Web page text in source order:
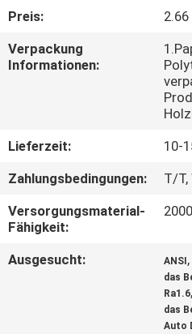
KONTAKT
MIT
NEUIGKEITEN
BITTE
UM
EIN
Preis:
2.66
Verpackung
Informationen:
Lieferzeit:
10-
Zahlungsbedingungen:
T/T,
Versorgungsmaterial-
Fähigkeit:
Ausgesucht: ANSI ,
das
Ra1.6,
das
Auto